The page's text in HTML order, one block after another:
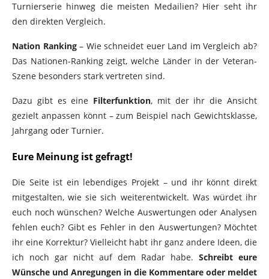
Turnierserie hinweg die meisten Medailien? Hier seht ihr
den direkten Vergleich.
Nation Ranking– Wie schneidet euer Land im Vergleich ab?
Das Nationen-Ranking zeigt, welche Länder in der Veteran-
Szene besonders stark vertreten sind.
Dazu gibt es eine Filterfunktion, mit der ihr die Ansicht
gezielt anpassen könnt – zum Beispiel nach Gewichtsklasse,
Jahrgang oder Turnier.
Eure Meinung ist gefragt!
Die Seite ist ein lebendiges Projekt – und ihr könnt direkt
mitgestalten, wie sie sich weiterentwickelt. Was würdet ihr
euch noch wünschen? Welche Auswertungen oder Analysen
fehlen euch? Gibt es Fehler in den Auswertungen? Möchtet
ihr eine Korrektur? Vielleicht habt ihr ganz andere Ideen, die
ich noch gar nicht auf dem Radar habe. Schreibt eure
Wünsche und Anregungen in die Kommentare oder meldet